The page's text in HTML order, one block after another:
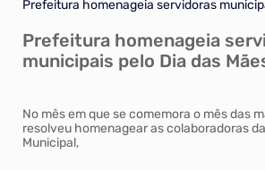
Prefeitura homenageia
municipais pelo Dia das
No mês em que se comemora o mês das
resolveu homenagear as colaboradoras
Municipal,